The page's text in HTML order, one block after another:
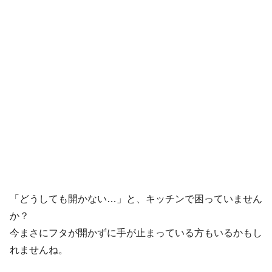
「どうしても開かない…」と、キッチンで困っていません
か？
今まさにフタが開かずに手が止まっている方もいるかもし
れませんね。